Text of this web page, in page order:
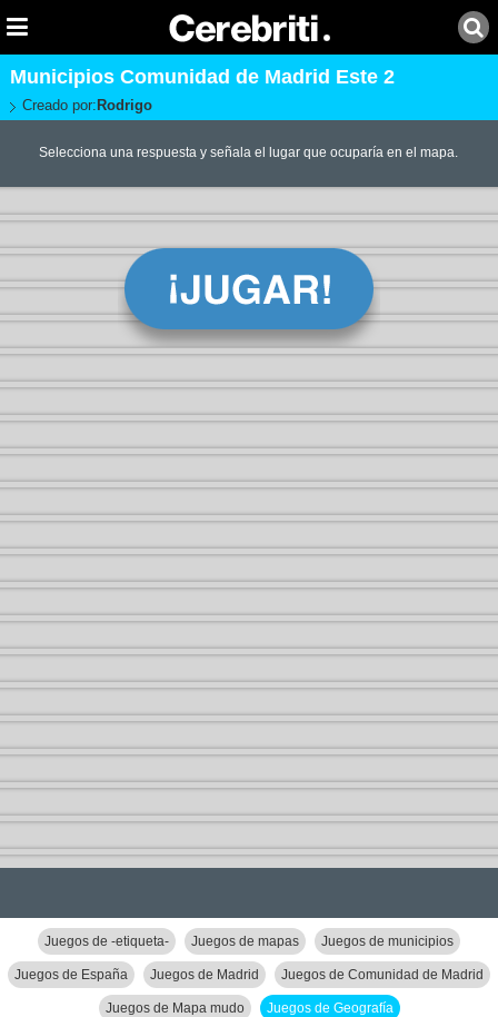
Municipios Comunidad de Madrid Este 2
Creado por: Rodrigo
Selecciona una respuesta y señala el lugar que ocuparía en el mapa.
Juegos de -etiqueta- Juegos de mapas Juegos de municipios
Juegos de España Juegos de Madrid Juegos de Comunidad de Madrid
Juegos de Mapa mudo Juegos de Geografía